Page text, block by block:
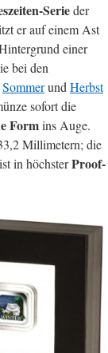
Serieder
er auf einem Ast
einer
bei den
Sommerund Herbst
sofort die
Formins Auge.
Millimetern; die
ist in höchsterProof-